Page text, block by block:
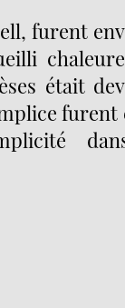
furent
était
furent